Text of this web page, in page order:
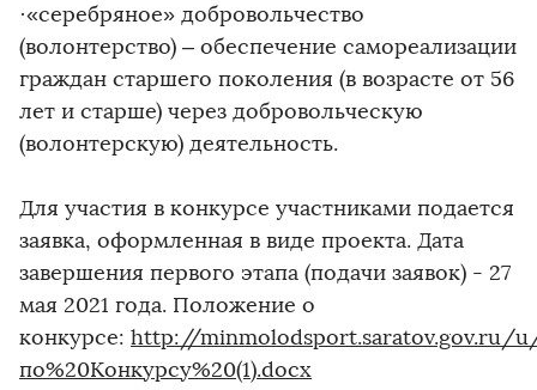
·«серебряное» добровольчество
(волонтерство) – обеспечение самореализации
граждан старшего поколения (в возрасте от 56
лет и старше) через добровольческую
(волонтерскую) деятельность.
Для участия в конкурсе участниками подается
заявка, оформленная в виде проекта. Дата
завершения первого этапа (подачи заявок) - 27
мая 2021 года. Положение о
конкурсе: http://minmolodsport.saratov.gov.ru/
по%20Конкурсу%20(1).docx